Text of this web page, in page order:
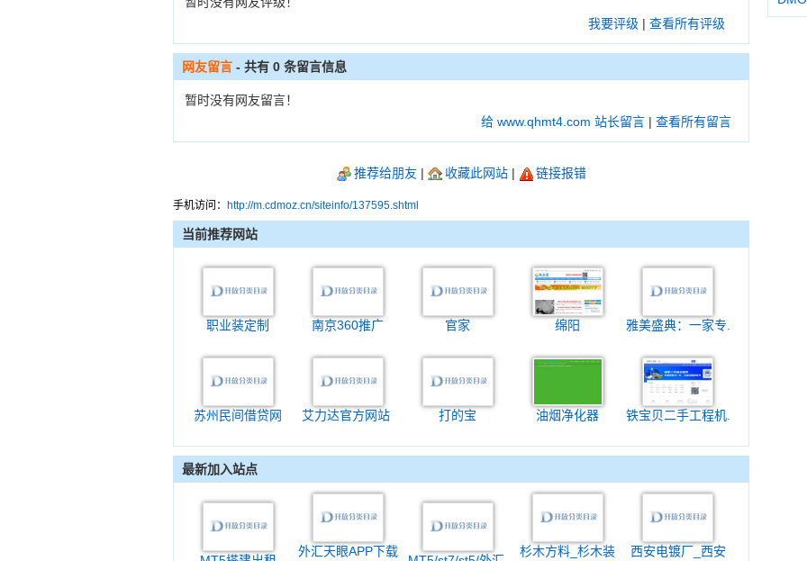
我要评级 | 查看所有评级
网友留言 - 共有 0 条留言信息
暂时没有网友留言！
给 www.qhmt4.com 站长留言 | 查看所有留言
推荐给朋友 | 收藏此网站| 链接报错
手机访问： http://m.cdmoz.cn/siteinfo/137595.shtml
当前推荐网站
职业装定制 南京360推广 官家 绵阳 雅美盛典：一家专.
苏州民间借贷网 艾力达官方网站 打的宝 油烟净化器 铁宝贝二手工程机.
最新加入站点
外汇天眼APP下载 杉木方料_杉木装 西安电镀厂_西安